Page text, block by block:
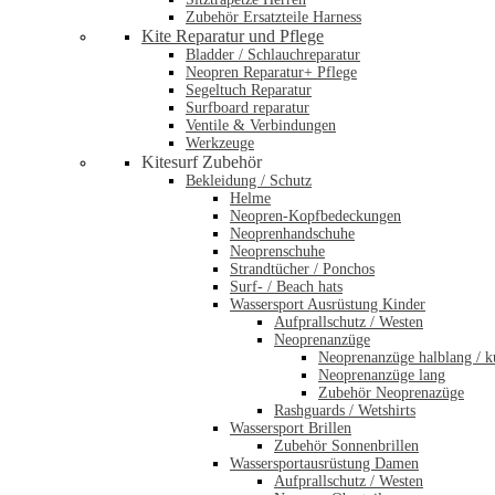
Zubehör Ersatzteile Harness
Kite Reparatur und Pflege
Bladder / Schlauchreparatur
Neopren Reparatur+ Pflege
Segeltuch Reparatur
Surfboard reparatur
Ventile & Verbindungen
Werkzeuge
Kitesurf Zubehör
Bekleidung / Schutz
Helme
Neopren-Kopfbedeckungen
Neoprenhandschuhe
Neoprenschuhe
Strandtücher / Ponchos
Surf- / Beach hats
Wassersport Ausrüstung Kinder
Aufprallschutz / Westen
Neoprenanzüge
Neoprenanzüge halblang /
Neoprenanzüge lang
Zubehör Neoprenazüge
Rashguards / Wetshirts
Wassersport Brillen
Zubehör Sonnenbrillen
Wassersportausrüstung Damen
Aufprallschutz / Westen